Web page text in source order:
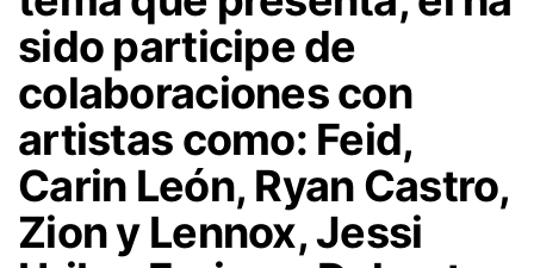
sido participe de
colaboraciones con
artistas como: Feid,
Carin León, Ryan Castro,
Zion y Lennox, Jessi